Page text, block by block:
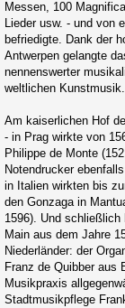
Messen, 100
Lieder usw. - und von
befriedigte. Dank der
Antwerpen gelangte
nennenswerter
weltlichen Kunstmusik.
Am kaiserlichen Hof
- in Prag wirkte von
Philippe de Monte
Notendrucker
in Italien wirkten bis
den Gonzaga in
1596). Und schließlich
Main aus dem Jahre
Niederländer: der
Franz de Quibber aus
Musikpraxis
Stadtmusikpflege